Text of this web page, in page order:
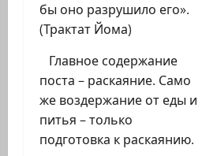
бы оно разрушило его».
(Трактат Йома)
Главное содержание
поста – раскаяние. Само
же воздержание от еды и
питья – только
подготовка к раскаянию.